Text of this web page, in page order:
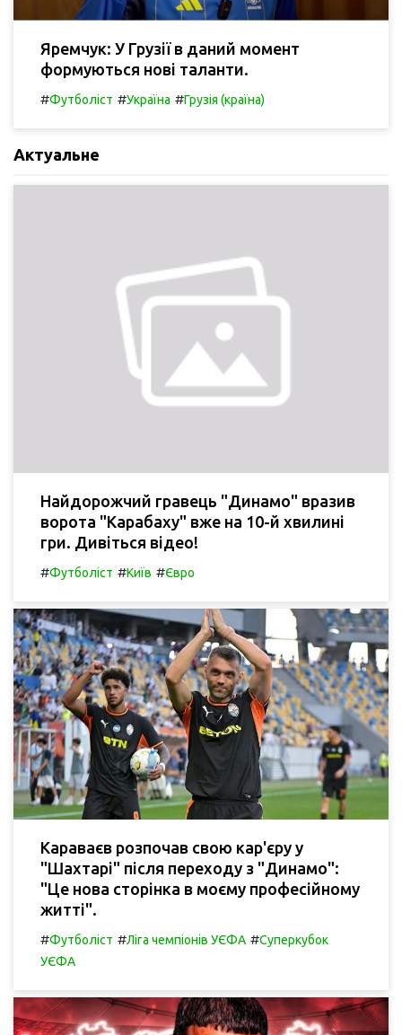
Яремчук: У Грузії в даний момент
формуються нові таланти.
#Футболіст #Україна #Грузія (країна)
Актуальне
Найдорожчий гравець "Динамо" вразив
ворота "Карабаху" вже на 10-й хвилині
гри. Дивіться відео!
#Футболіст #Київ #Євро
Караваєв розпочав свою кар'єру у
"Шахтарі" після переходу з "Динамо":
"Це нова сторінка в моєму професійному
житті".
#Футболіст #Ліга чемпіонів УЄФА #Суперкубок
УЄФА